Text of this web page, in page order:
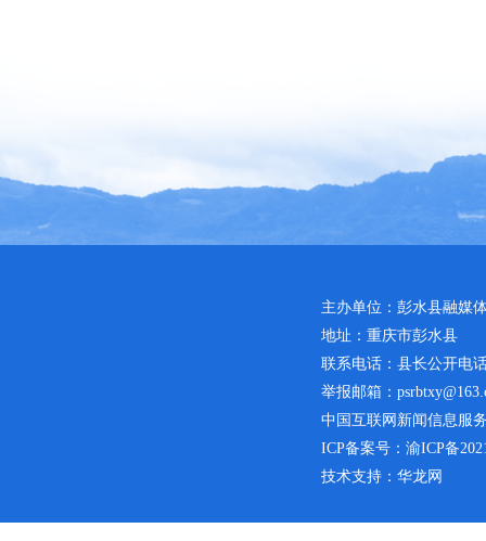
主办单位：彭水县融媒
地址：重庆市彭水县
联系电话：县长公开电
举报邮箱：
中国互联网新闻信息服
ICP备案号： 渝ICP备
技术支持：华龙网